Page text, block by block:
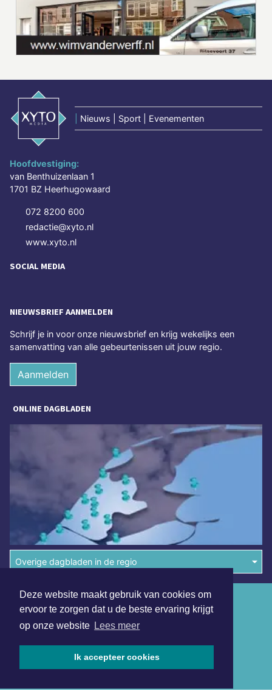
Deze website maakt gebruik van cookies om
ervoor te zorgen dat u de beste ervaring krijgt
op onze website Lees meer
Ik accepteer cookies
Nieuws | Sport | Evenementen
Hoofdvestiging:
van Benthuizenlaan 1
1701 BZ Heerhugowaard
072 8200 600
redactie@xyto.nl
www.xyto.nl
SOCIAL MEDIA
NIEUWSBRIEF AANMELDEN
Schrijf je in voor onze nieuwsbrief en krijg wekelijks een
samenvatting van alle gebeurtenissen uit jouw regio.
Aanmelden
ONLINE DAGBLADEN
Overige dagbladen in de regio
Copyright (c) 2026 | Haagsdagblad.nl - Alle rechten
Algemene voorwaarden